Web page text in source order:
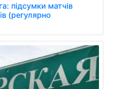
підсумки матчів
(регулярно